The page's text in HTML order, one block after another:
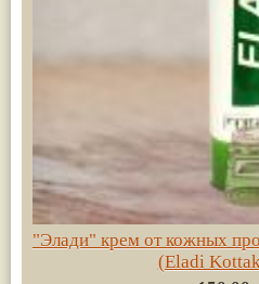
"Элади" крем от кожных
(Eladi